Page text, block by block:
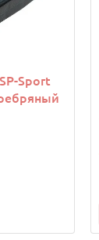
Sport